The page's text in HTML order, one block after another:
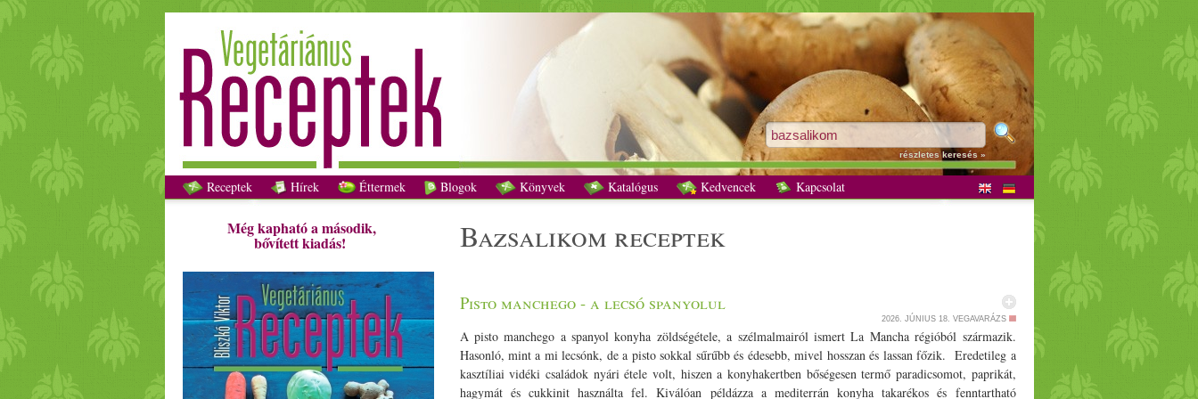
bazsalikom receptek - Vegetáriánus receptek
részletes keresés »
Receptek Hírek Éttermek Blogok Könyvek Katalógus Kedvencek Kapcsolat
Még kapható a második,
bővített kiadás! bazsalikom receptek
Pisto manchego - a lecsó spanyolul
2026. JÚNIUS 18. VEGAVARÁZS
A pisto manchego a spanyol konyha zöldségétele, a szélmalmairól ismert La Mancha régióból származik.
Hasonló, mint a mi lecsónk, de a pisto sokkal sűrűbb és édesebb, mivel hosszan és lassan főzik. Eredetileg a
kasztíliai vidéki családok nyári étele volt, hiszen a konyhakertben bőségesen termő paradicsomot, paprikát,
hagymát és cukkinit használta fel. Kiválóan példázza a mediterrán konyha takarékos és fenntartható